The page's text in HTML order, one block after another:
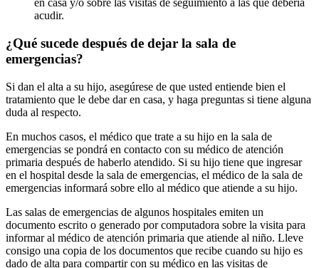
en casa y/o sobre las visitas de seguimiento a las que debería
acudir.
¿Qué sucede después de dejar la sala de
emergencias?
Si dan el alta a su hijo, asegúrese de que usted entiende bien el
tratamiento que le debe dar en casa, y haga preguntas si tiene alguna
duda al respecto.
En muchos casos, el médico que trate a su hijo en la sala de
emergencias se pondrá en contacto con su médico de atención
primaria después de haberlo atendido. Si su hijo tiene que ingresar
en el hospital desde la sala de emergencias, el médico de la sala de
emergencias informará sobre ello al médico que atiende a su hijo.
Las salas de emergencias de algunos hospitales emiten un
documento escrito o generado por computadora sobre la visita para
informar al médico de atención primaria que atiende al niño. Lleve
consigo una copia de los documentos que recibe cuando su hijo es
dado de alta para compartir con su médico en las visitas de